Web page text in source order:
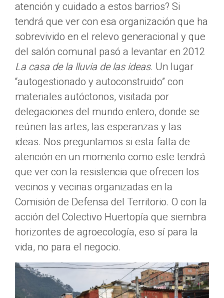
atención y cuidado a estos barrios? Si
tendrá que ver con esa organización que ha
sobrevivido en el relevo generacional y que
del salón comunal pasó a levantar en 2012
La casa de la lluvia de las ideas. Un lugar
“autogestionado y autoconstruido” con
materiales autóctonos, visitada por
delegaciones del mundo entero, donde se
reúnen las artes, las esperanzas y las
ideas. Nos preguntamos si esta falta de
atención en un momento como este tendrá
que ver con la resistencia que ofrecen los
vecinos y vecinas organizadas en la
Comisión de Defensa del Territorio. O con la
acción del Colectivo Huertopía que siembra
horizontes de agroecología, eso sí para la
vida, no para el negocio.